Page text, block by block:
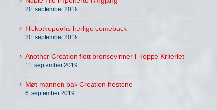
20. september 2019
Hickothepoohs herlige comeback
20. september 2019
Another Creation flott bronsevinner i Hoppe Kriteriet
11. september 2019
Møt mannen bak Creation-hestene
6. september 2019